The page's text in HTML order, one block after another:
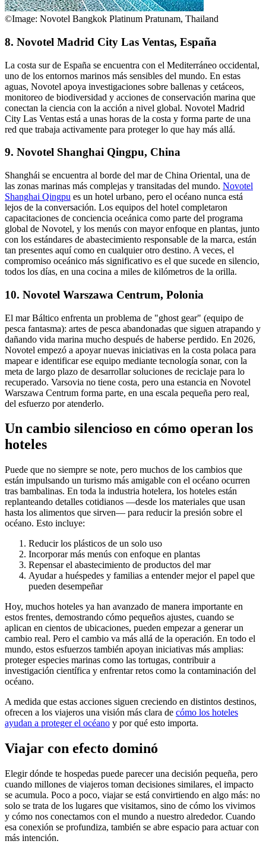
©Image: Novotel Bangkok Platinum Pratunam, Thailand
8. Novotel Madrid City Las Ventas, España
La costa sur de España se encuentra con el Mediterráneo occidental,
uno de los entornos marinos más sensibles del mundo. En estas
aguas, Novotel apoya investigaciones sobre ballenas y cetáceos,
monitoreo de biodiversidad y acciones de conservación marina que
conectan la ciencia con la acción a nivel global. Novotel Madrid
City Las Ventas está a unas horas de la costa y forma parte de una
red que trabaja activamente para proteger lo que hay más allá.
9. Novotel Shanghai Qingpu, China
Shanghái se encuentra al borde del mar de China Oriental, una de
las zonas marinas más complejas y transitadas del mundo. Novotel
Shanghai Qingpu es un hotel urbano, pero el océano nunca está
lejos de la conversación. Los equipos del hotel completaron
capacitaciones de conciencia oceánica como parte del programa
global de Novotel, y los menús con mayor enfoque en plantas, junto
con los estándares de abastecimiento responsable de la marca, están
tan presentes aquí como en cualquier otro destino. A veces, el
compromiso oceánico más significativo es el que sucede en silencio,
todos los días, en una cocina a miles de kilómetros de la orilla.
10. Novotel Warszawa Centrum, Polonia
El mar Báltico enfrenta un problema de "ghost gear" (equipo de
pesca fantasma): artes de pesca abandonadas que siguen atrapando y
dañando vida marina mucho después de haberse perdido. En 2026,
Novotel empezó a apoyar nuevas iniciativas en la costa polaca para
mapear e identificar ese equipo mediante tecnología sonar, con la
meta de largo plazo de desarrollar soluciones de reciclaje para lo
recuperado. Varsovia no tiene costa, pero una estancia en Novotel
Warszawa Centrum forma parte, en una escala pequeña pero real,
del esfuerzo por atenderlo.
Un cambio silencioso en cómo operan los
hoteles
Puede que no siempre se note, pero muchos de los cambios que
están impulsando un turismo más amigable con el océano ocurren
tras bambalinas. En toda la industria hotelera, los hoteles están
replanteando detalles cotidianos —desde los materiales que usan
hasta los alimentos que sirven— para reducir la presión sobre el
océano. Esto incluye:
Reducir los plásticos de un solo uso
Incorporar más menús con enfoque en plantas
Repensar el abastecimiento de productos del mar
Ayudar a huéspedes y familias a entender mejor el papel que
pueden desempeñar
Hoy, muchos hoteles ya han avanzado de manera importante en
estos frentes, demostrando cómo pequeños ajustes, cuando se
aplican en cientos de ubicaciones, pueden empezar a generar un
cambio real. Pero el cambio va más allá de la operación. En todo el
mundo, estos esfuerzos también apoyan iniciativas más amplias:
proteger especies marinas como las tortugas, contribuir a
investigación científica y enfrentar retos como la contaminación del
océano.
A medida que estas acciones siguen creciendo en distintos destinos,
ofrecen a los viajeros una visión más clara de cómo los hoteles
ayudan a proteger el océano y por qué esto importa.
Viajar con efecto dominó
Elegir dónde te hospedas puede parecer una decisión pequeña, pero
cuando millones de viajeros toman decisiones similares, el impacto
se acumula. Poco a poco, viajar se está convirtiendo en algo más: no
solo se trata de los lugares que visitamos, sino de cómo los vivimos
y cómo nos conectamos con el mundo a nuestro alrededor. Cuando
esa conexión se profundiza, también se abre espacio para actuar con
más intención.